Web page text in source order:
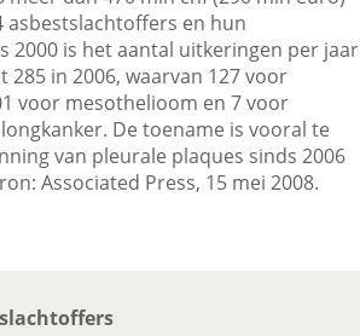
asbestslachtoffers en hun
2000 is het aantal uitkeringen per jaar
285 in 2006, waarvan 127 voor
voor mesothelioom en 7 voor
De toename is vooral te
van pleurale plaques sinds 2006
Associated Press, 15 mei 2008.